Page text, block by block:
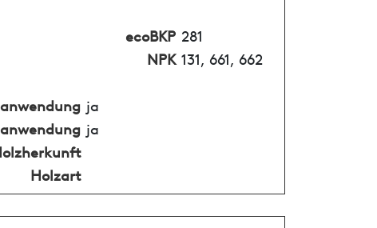
ecoBKP 281
NPK 131, 661, 662
ja
ja
Holzart